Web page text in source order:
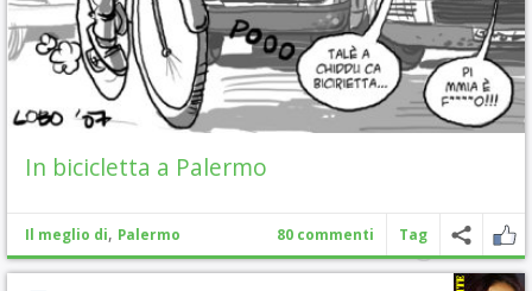
In bicicletta a Palermo
Il meglio di, Palermo 80 commenti Tag